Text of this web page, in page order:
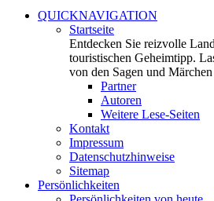
QUICKNAVIGATION
Startseite
Entdecken Sie reizvolle
touristischen Geheimtipp.
von den Sagen und
Partner
Autoren
Weitere Lese-Seiten
Kontakt
Impressum
Datenschutzhinweise
Sitemap
Persönlichkeiten